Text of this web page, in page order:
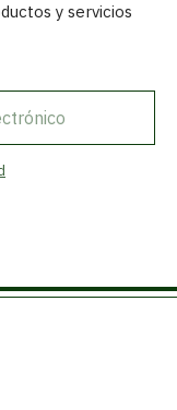
y servicios